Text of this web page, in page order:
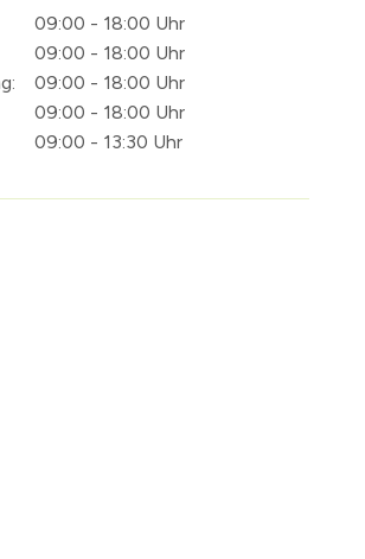
09:00 - 18:00 Uhr
09:00 - 18:00 Uhr
09:00 - 18:00 Uhr
09:00 - 18:00 Uhr
09:00 - 13:30 Uhr